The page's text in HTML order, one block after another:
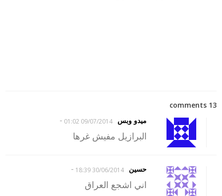
13 comments
ميدو وبس
09/07/2014 01:02
-
البرازيل مفيش غرها
حسين 30/06/2014 18:39
-
اني اشجع العراق